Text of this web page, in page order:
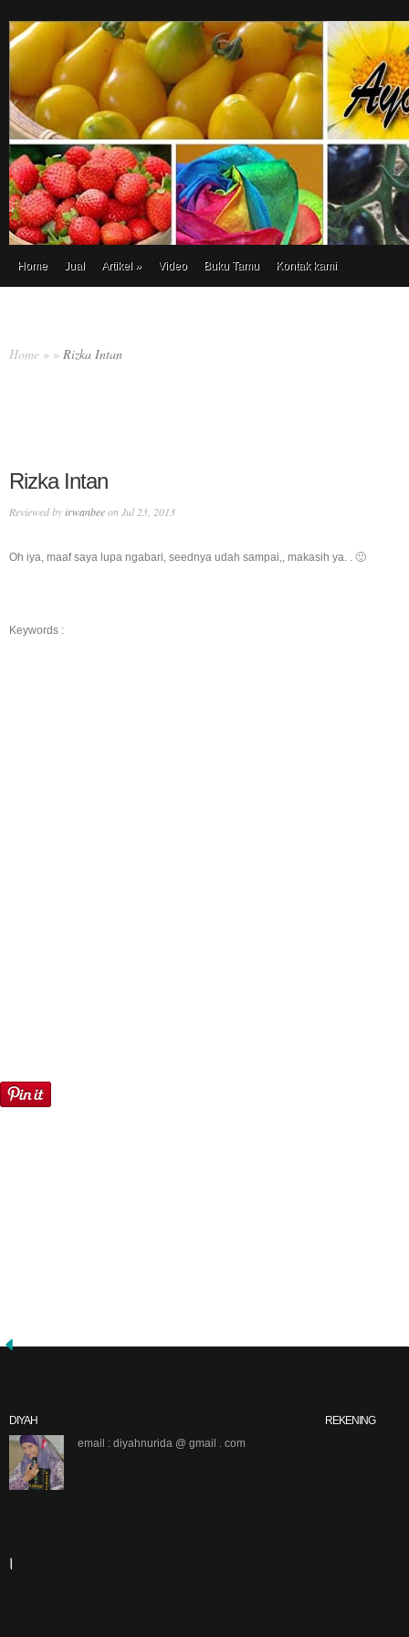
Home Jual Artikel » Video Buku Tamu Kontak kami
Home » » Rizka Intan
Rizka Intan
Reviewed byirwanbeeon Jul 23, 2013
Oh iya, maaf saya lupa ngabari, seednya udah sampai,, makasih ya. . 🙂
Keywords :
DIYAH
email : diyahnurida @ gmail . com
REKENING
|